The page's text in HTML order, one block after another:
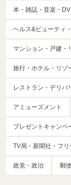
本・雑誌・音楽・
ヘルス&ビューティ
マンション・戸建・
旅行・ホテル・リゾ
レストラン・デリバ
アミューズメント
プレゼントキャンペ
TV局・新聞社・フ
政党・政治 郵